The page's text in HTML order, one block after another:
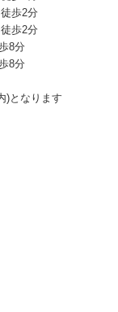
歩2分
歩2分
8分
8分
)となります